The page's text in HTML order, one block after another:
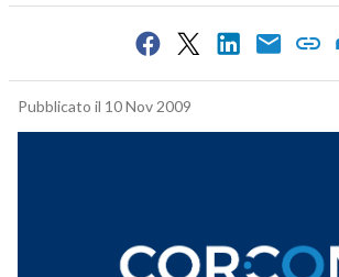
Pubblicato il 10 Nov 2009